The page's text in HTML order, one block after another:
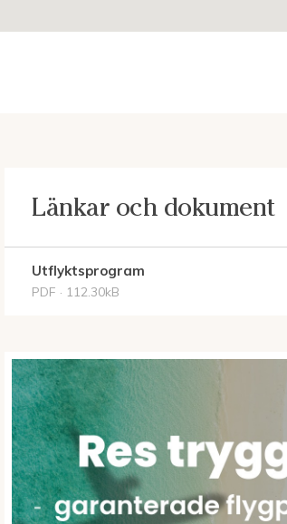
Länkar och dokument
Utflyktsprogram
PDF · 112.30kB